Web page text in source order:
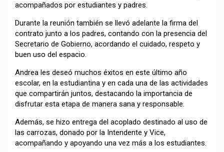
acompañados por estudiantes y padres.
Durante la reunión también se llevó adelante la firma del
contrato junto a los padres, contando con la presencia del
Secretario de Gobierno, acordando el cuidado, respeto y
buen uso del espacio.
Andrea les deseó muchos éxitos en este último año
escolar, en la estudiantina y en cada una de las actividades
que compartirán juntos, destacando la importancia de
disfrutar esta etapa de manera sana y responsable.
Además, se hizo entrega del acoplado destinado al uso de
las carrozas, donado por la Intendente y Vice,
acompañando y apoyando una vez más a los estudiantes.